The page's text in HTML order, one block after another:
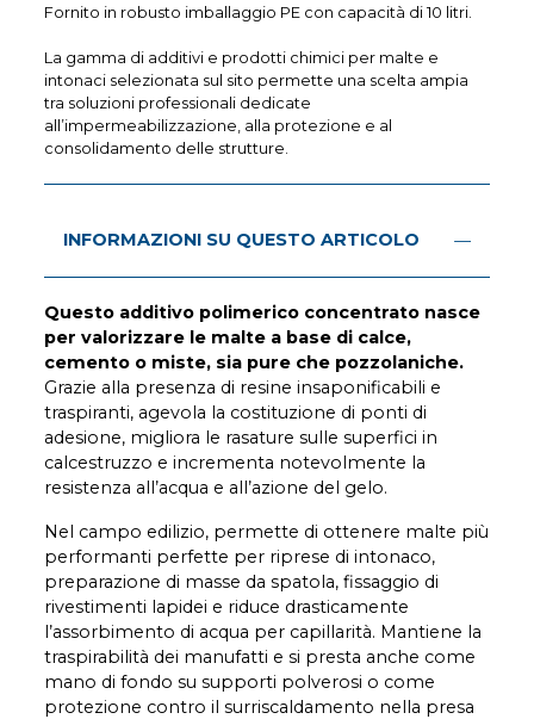
Fornito in robusto imballaggio PE con capacità di 10 litri.
La gamma di additivi e prodotti chimici per malte e
intonaci selezionata sul sito permette una scelta ampia
tra soluzioni professionali dedicate
all’impermeabilizzazione, alla protezione e al
consolidamento delle strutture.
INFORMAZIONI SU QUESTO ARTICOLO
Questo additivo polimerico concentrato nasce
per valorizzare le malte a base di calce,
cemento o miste, sia pure che pozzolaniche.
Grazie alla presenza di resine insaponificabili e
traspiranti, agevola la costituzione di ponti di
adesione, migliora le rasature sulle superfici in
calcestruzzo e incrementa notevolmente la
resistenza all’acqua e all’azione del gelo.
Nel campo edilizio, permette di ottenere malte più
performanti perfette per riprese di intonaco,
preparazione di masse da spatola, fissaggio di
rivestimenti lapidei e riduce drasticamente
l’assorbimento di acqua per capillarità. Mantiene la
traspirabilità dei manufatti e si presta anche come
mano di fondo su supporti polverosi o come
protezione contro il surriscaldamento nella presa